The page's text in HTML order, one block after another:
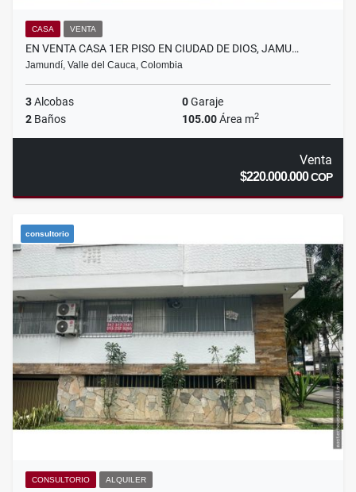
CASA VENTA
EN VENTA CASA 1ER PISO EN CIUDAD DE DIOS, JAMU…
Jamundí, Valle del Cauca, Colombia
3Alcobas 0Garaje
2 Baños 105.00Área m2
Venta
$220.000.000COP
consultorio
CONSULTORIO ALQUILER